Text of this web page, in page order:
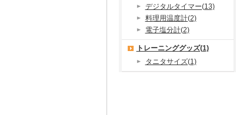
デジタルタイマー(13)
料理用温度計(2)
電子塩分計(2)
トレーニンググッズ(1)
タニタサイズ(1)